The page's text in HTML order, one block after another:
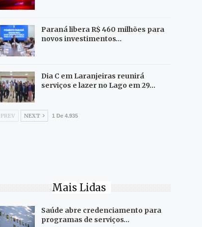
Paraná libera R$ 460 milhões para
novos investimentos…
Dia C em Laranjeiras reunirá
serviços e lazer no Lago em 29…
PREV NEXT 1 De 4.935
Mais Lidas
Saúde abre credenciamento para
programas de serviços…